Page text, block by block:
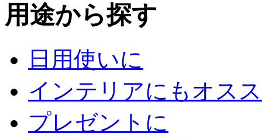
用途から探す
日用使いに
インテリアにもオス
プレゼントに